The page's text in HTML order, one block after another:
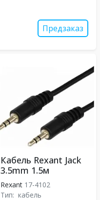
Предзаказ
Кабель Rexant Jack
3.5mm 1.5м
Rexant 17-4102
Тип: кабель